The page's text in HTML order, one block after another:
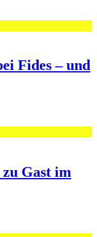
Fides – und
Gast im